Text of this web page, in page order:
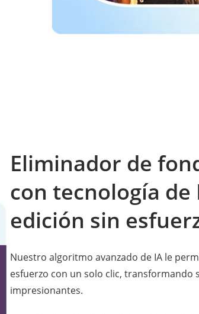
Eliminador de
con tecnología de
edición sin
Nuestro algoritmo avanzado de IA le
esfuerzo con un solo clic, transformando
impresionantes.